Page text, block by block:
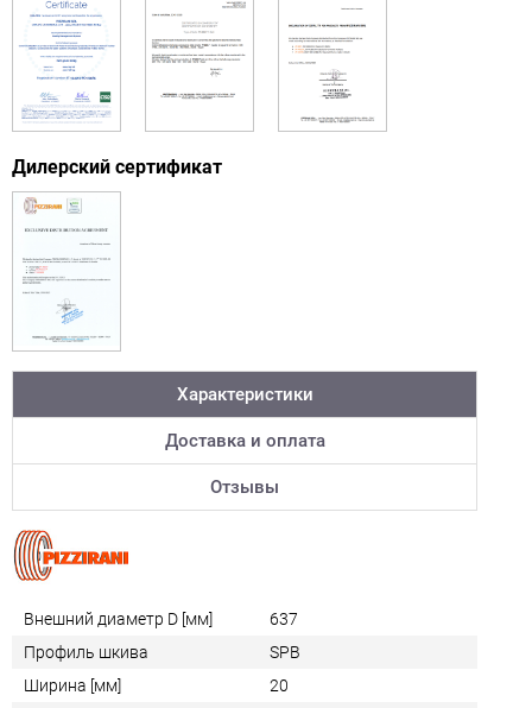
Дилерский сертификат
Характеристики
Доставка и оплата
Отзывы
Внешний диаметр D [мм]
637
Профиль шкива
SPB
Ширина [мм]
20